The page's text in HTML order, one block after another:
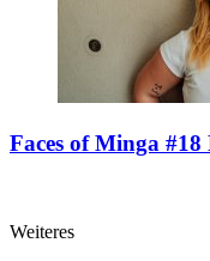
Faces of Minga #18
Weiteres